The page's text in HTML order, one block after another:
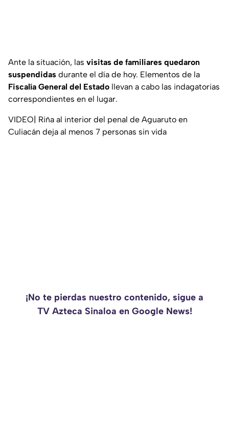
Ante la situación, las visitas de familiares quedaron
suspendidas durante el día de hoy. Elementos de la
Fiscalía General del Estado llevan a cabo las indagatorias
correspondientes en el lugar.
VIDEO| Riña al interior del penal de Aguaruto en
Culiacán deja al menos 7 personas sin vida
¡No te pierdas nuestro contenido, sigue a
TV Azteca Sinaloa en Google News!